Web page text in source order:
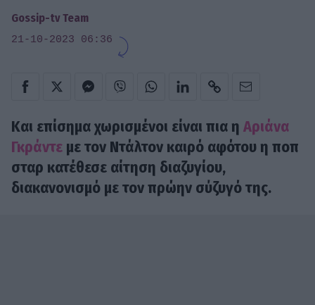
Gossip-tv Team
21-10-2023 06:36
Και επίσημα χωρισμένοι είναι πια η Αριάνα
Γκράντε με τον Ντάλτον καιρό αφότου η ποπ
σταρ κατέθεσε αίτηση διαζυγίου,
διακανονισμό με τον πρώην σύζυγό της.